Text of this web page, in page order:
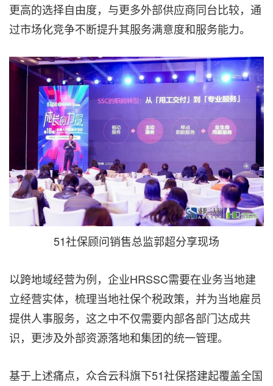
更高的选择自由度，与更多外部供应商同台比较，通
过市场化竞争不断提升其服务满意度和服务能力。
51社保顾问销售总监郭超分享现场
以跨地域经营为例，企业HRSSC需要在业务当地建
立经营实体，梳理当地社保个税政策，并为当地雇员
提供人事服务，这之中不仅需要内部各部门达成共
识，更涉及外部资源落地和集团的统一管理。
基于上述痛点，众合云科旗下51社保搭建起覆盖全国